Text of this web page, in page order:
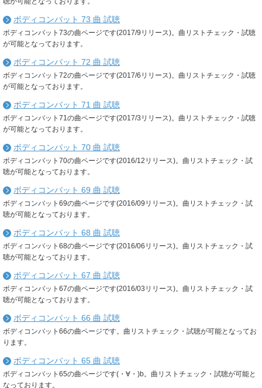
ボディコンバット 73 曲 試聴
ボディコンバット73の曲ページです(2017/9リリース)。曲リストチェック・試聴
が可能となっております。
ボディコンバット 72 曲 試聴
ボディコンバット72の曲ページです(2017/6リリース)。曲リストチェック・試聴
が可能となっております。
ボディコンバット 71 曲 試聴
ボディコンバット71の曲ページです(2017/3リリース)。曲リストチェック・試聴
が可能となっております。
ボディコンバット 70 曲 試聴
ボディコンバット70の曲ページです(2016/12リリース)。曲リストチェック・試
聴が可能となっております。
ボディコンバット 69 曲 試聴
ボディコンバット69の曲ページです(2016/09リリース)。曲リストチェック・試
聴が可能となっております。
ボディコンバット 68 曲 試聴
ボディコンバット68の曲ページです(2016/06リリース)。曲リストチェック・試
聴が可能となっております。
ボディコンバット 67 曲 試聴
ボディコンバット67の曲ページです(2016/03リリース)。曲リストチェック・試
聴が可能となっております。
ボディコンバット 66 曲 試聴
ボディコンバット66の曲ページです。曲リストチェック・試聴が可能となってお
ります。
ボディコンバット 65 曲 試聴
ボディコンバット65の曲ページです(・∀・)b。曲リストチェック・試聴が可能と
なっております。